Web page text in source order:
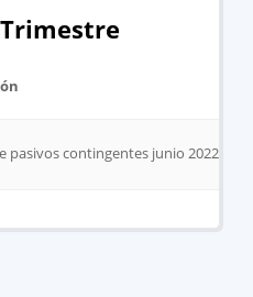
pasivos contingentes junio 2022